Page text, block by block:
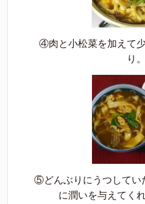
④肉と小松菜を加えて
り。
⑤どんぶりにうつしてい
に潤いを与えてく